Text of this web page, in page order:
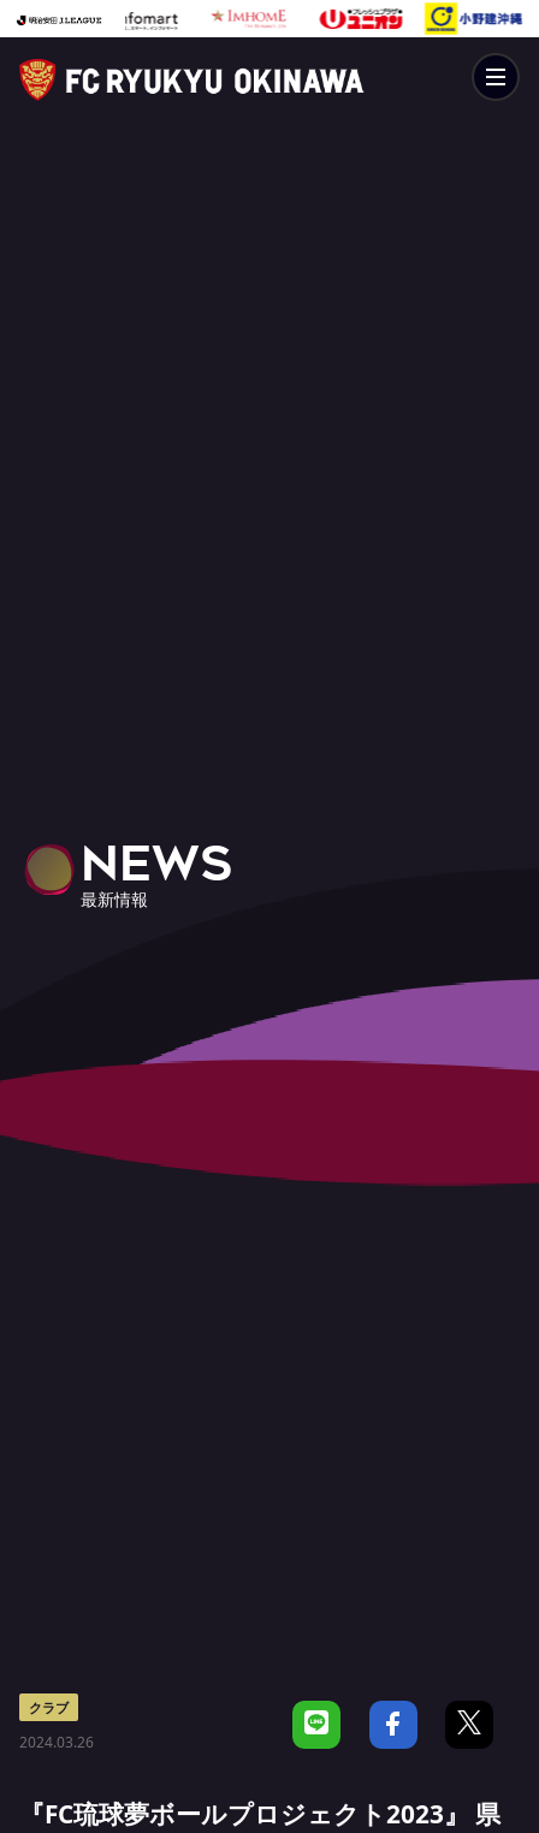
NEWS
最新情報
クラブ
2024.03.26
『FC琉球夢ボールプロジェクト2023』 県